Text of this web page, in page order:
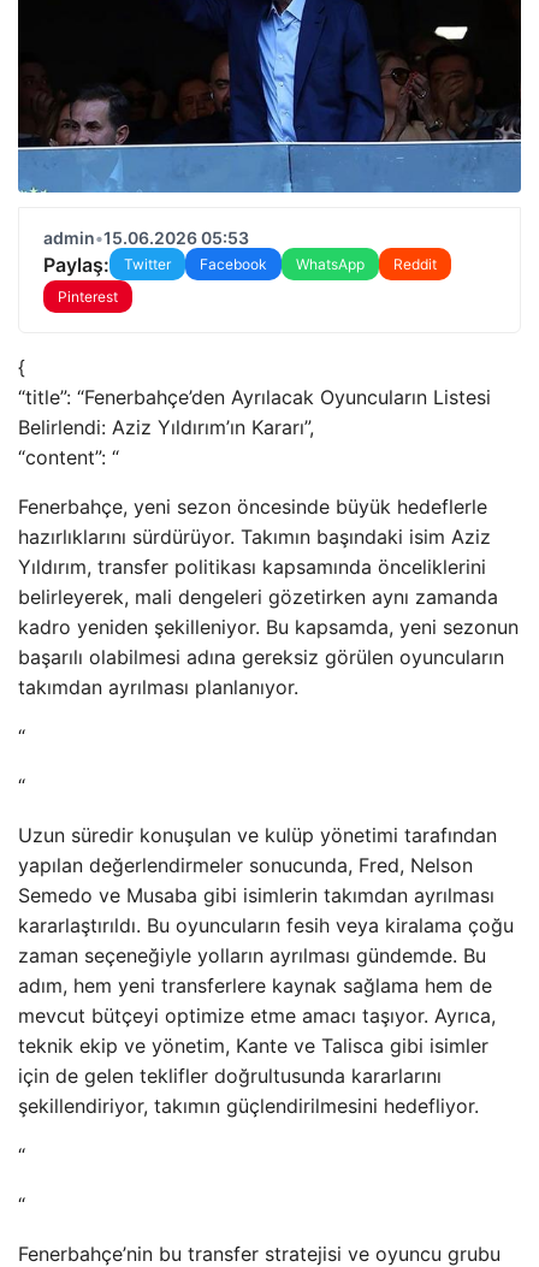
admin•15.06.2026 05:53
Paylaş: Twitter Facebook WhatsApp
Reddit
Pinterest
{
“title”: “Fenerbahçe’den Ayrılacak Oyuncuların Listesi
Belirlendi: Aziz Yıldırım’ın Kararı”,
“content”: “
Fenerbahçe, yeni sezon öncesinde büyük hedeflerle
hazırlıklarını sürdürüyor. Takımın başındaki isim Aziz
Yıldırım, transfer politikası kapsamında önceliklerini
belirleyerek, mali dengeleri gözetirken aynı zamanda
kadro yeniden şekilleniyor. Bu kapsamda, yeni sezonun
başarılı olabilmesi adına gereksiz görülen oyuncuların
takımdan ayrılması planlanıyor.
“
“
Uzun süredir konuşulan ve kulüp yönetimi tarafından
yapılan değerlendirmeler sonucunda, Fred, Nelson
Semedo ve Musaba gibi isimlerin takımdan ayrılması
kararlaştırıldı. Bu oyuncuların fesih veya kiralama çoğu
zaman seçeneğiyle yolların ayrılması gündemde. Bu
adım, hem yeni transferlere kaynak sağlama hem de
mevcut bütçeyi optimize etme amacı taşıyor. Ayrıca,
teknik ekip ve yönetim, Kante ve Talisca gibi isimler
için de gelen teklifler doğrultusunda kararlarını
şekillendiriyor, takımın güçlendirilmesini hedefliyor.
“
“
Fenerbahçe’nin bu transfer stratejisi ve oyuncu grubu